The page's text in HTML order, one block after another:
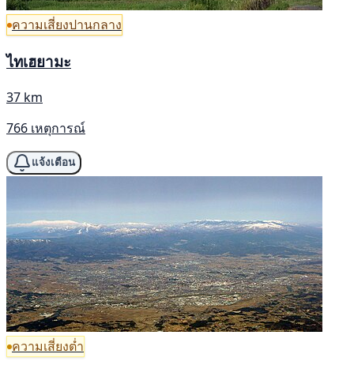
ความเสี่ยงปานกลาง
ไทเฮยามะ
37 km
766 เหตุการณ์
แจ้งเตือน
ความเสี่ยงต่ำ